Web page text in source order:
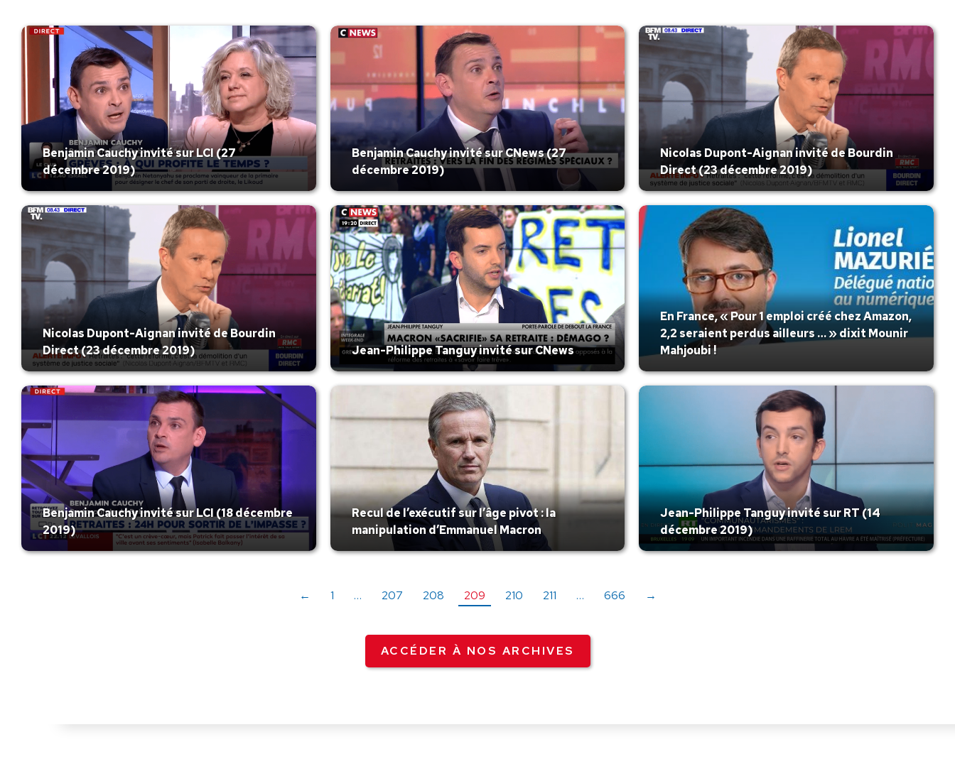
Benjamin Cauchy invité sur LCI (27
décembre 2019)
Benjamin Cauchy invité sur CNews (27
décembre 2019)
Nicolas Dupont-Aignan invité de Bourdin
Direct (23 décembre 2019)
Nicolas Dupont-Aignan invité de Bourdin
Direct (23 décembre 2019)
Jean-Philippe Tanguy invité sur CNews
En France, « Pour 1 emploi créé chez Amazon,
2,2 seraient perdus ailleurs … » dixit Mounir
Mahjoubi !
Benjamin Cauchy invité sur LCI (18 décembre
2019)
Recul de l’exécutif sur l’âge pivot : la
manipulation d’Emmanuel Macron
Jean-Philippe Tanguy invité sur RT (14
décembre 2019)
← 1 … 207 208 209 210 211 … 666 →
ACCÉDER À NOS ARCHIVES